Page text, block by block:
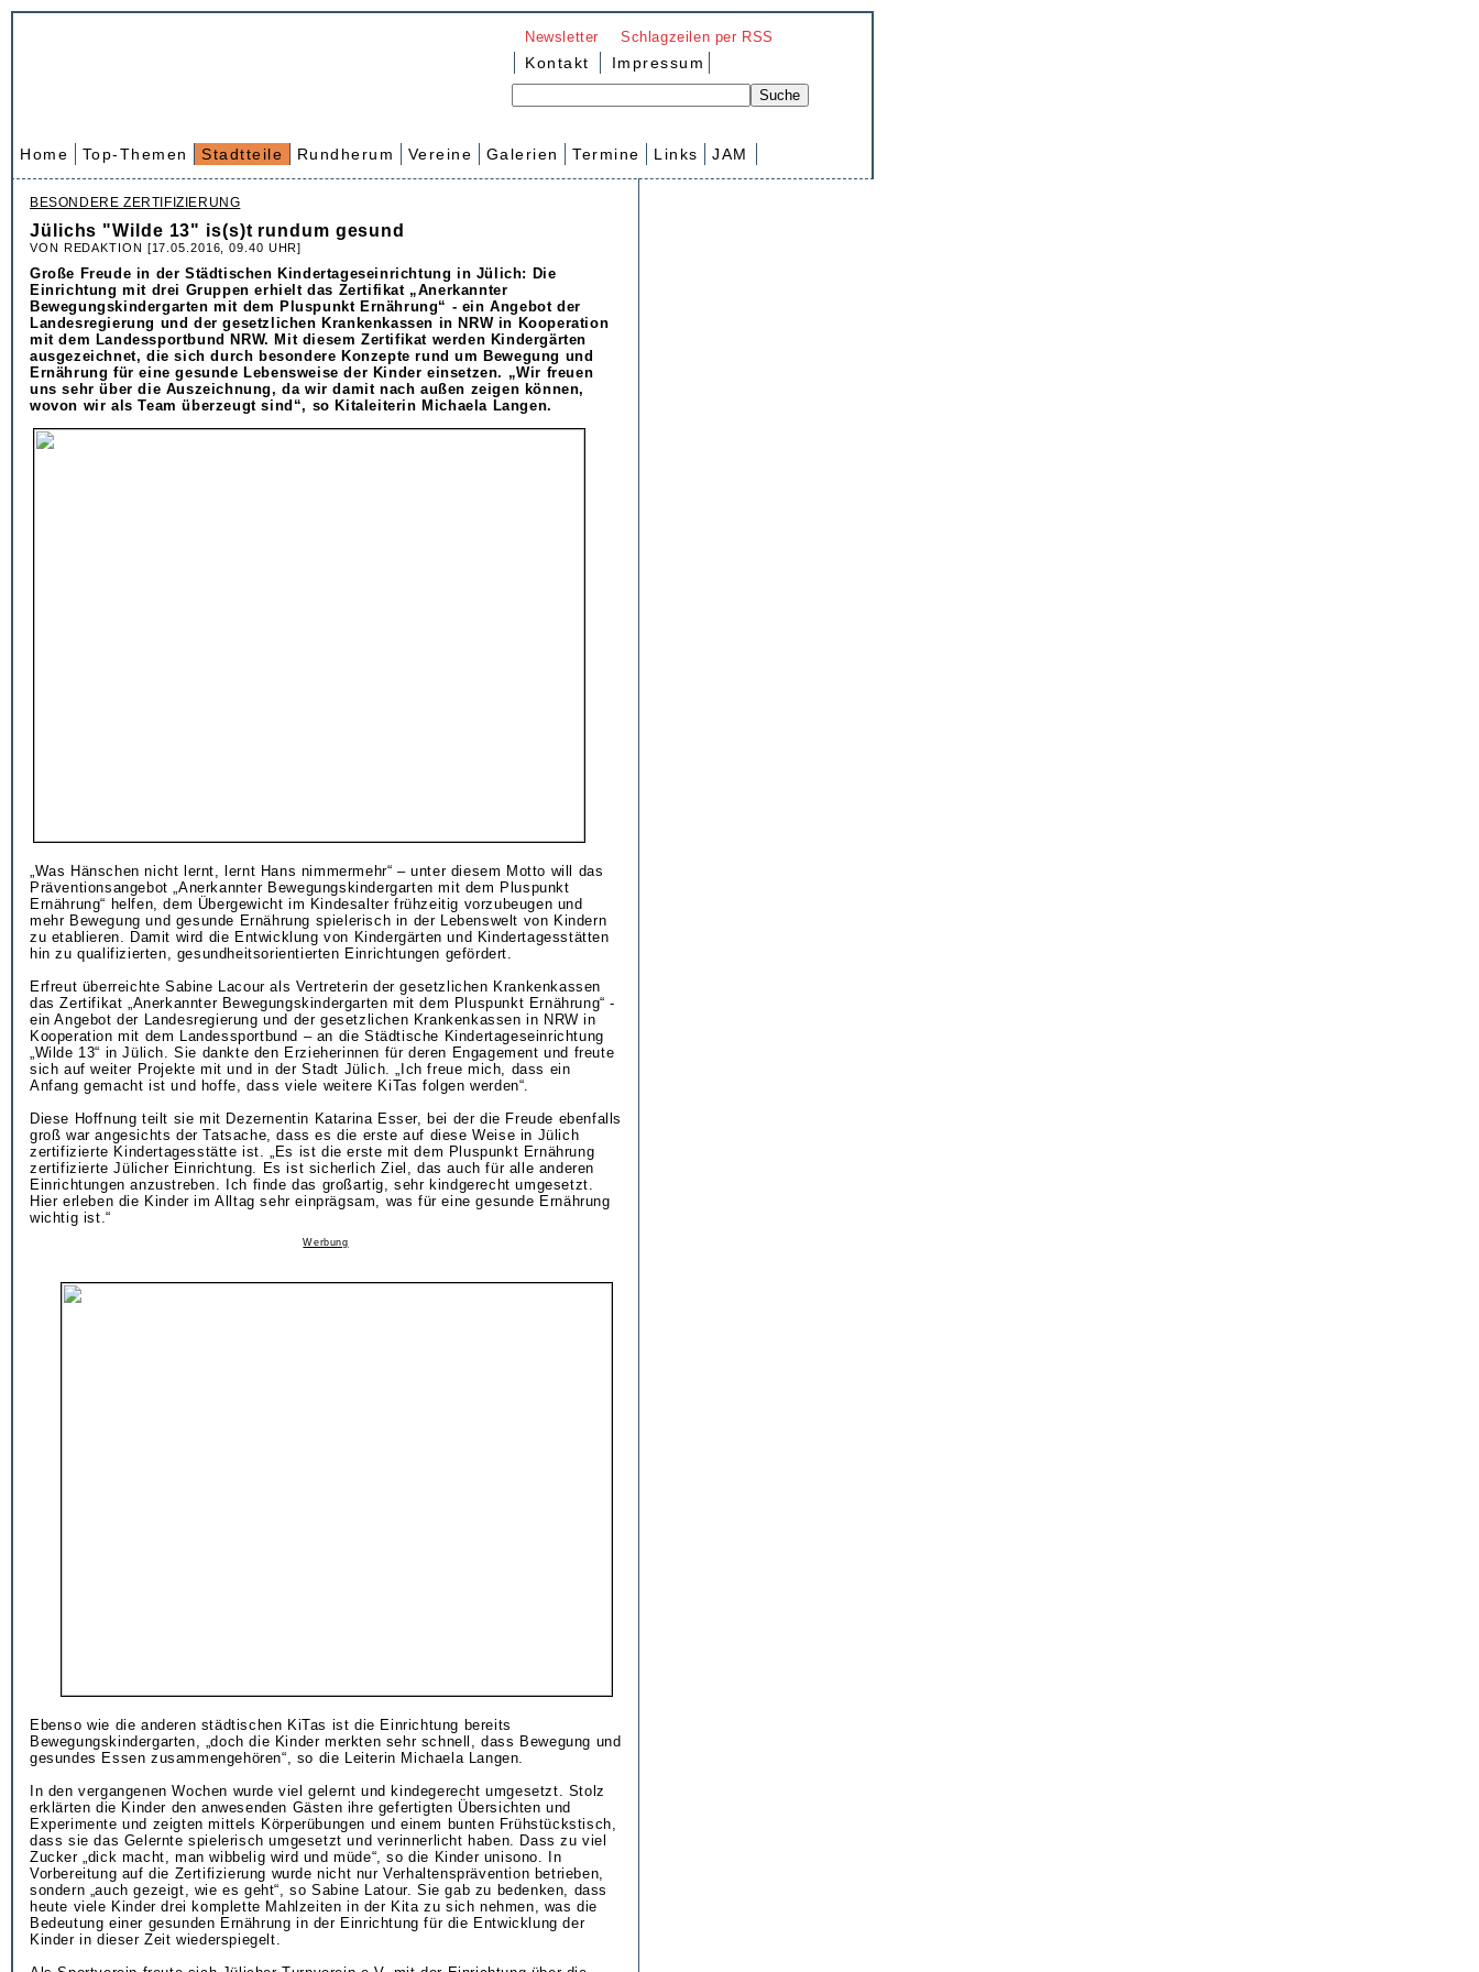
Newsletter Schlagzeilen per RSS
Kontakt Impressum
Home Top-Themen Stadtteile Rundherum Vereine Galerien Termine Links JAM
BESONDERE ZERTIFIZIERUNG
Jülichs "Wilde 13" is(s)t rundum gesund
VON REDAKTION [17.05.2016, 09.40 UHR]
Große Freude in der Städtischen Kindertageseinrichtung in Jülich: Die
Einrichtung mit drei Gruppen erhielt das Zertifikat „Anerkannter
Bewegungskindergarten mit dem Pluspunkt Ernährung“ - ein Angebot der
Landesregierung und der gesetzlichen Krankenkassen in NRW in Kooperation
mit dem Landessportbund NRW. Mit diesem Zertifikat werden Kindergärten
ausgezeichnet, die sich durch besondere Konzepte rund um Bewegung und
Ernährung für eine gesunde Lebensweise der Kinder einsetzen. „Wir freuen
uns sehr über die Auszeichnung, da wir damit nach außen zeigen können,
wovon wir als Team überzeugt sind“, so Kitaleiterin Michaela Langen.
„Was Hänschen nicht lernt, lernt Hans nimmermehr“ – unter diesem Motto will das
Präventionsangebot „Anerkannter Bewegungskindergarten mit dem Pluspunkt
Ernährung“ helfen, dem Übergewicht im Kindesalter frühzeitig vorzubeugen und
mehr Bewegung und gesunde Ernährung spielerisch in der Lebenswelt von Kindern
zu etablieren. Damit wird die Entwicklung von Kindergärten und Kindertagesstätten
hin zu qualifizierten, gesundheitsorientierten Einrichtungen gefördert.
Erfreut überreichte Sabine Lacour als Vertreterin der gesetzlichen Krankenkassen
das Zertifikat „Anerkannter Bewegungskindergarten mit dem Pluspunkt Ernährung“ -
ein Angebot der Landesregierung und der gesetzlichen Krankenkassen in NRW in
Kooperation mit dem Landessportbund – an die Städtische Kindertageseinrichtung
„Wilde 13“ in Jülich. Sie dankte den Erzieherinnen für deren Engagement und freute
sich auf weiter Projekte mit und in der Stadt Jülich. „Ich freue mich, dass ein
Anfang gemacht ist und hoffe, dass viele weitere KiTas folgen werden“.
Diese Hoffnung teilt sie mit Dezernentin Katarina Esser, bei der die Freude ebenfalls
groß war angesichts der Tatsache, dass es die erste auf diese Weise in Jülich
zertifizierte Kindertagesstätte ist. „Es ist die erste mit dem Pluspunkt Ernährung
zertifizierte Jülicher Einrichtung. Es ist sicherlich Ziel, das auch für alle anderen
Einrichtungen anzustreben. Ich finde das großartig, sehr kindgerecht umgesetzt.
Hier erleben die Kinder im Alltag sehr einprägsam, was für eine gesunde Ernährung
wichtig ist.“
Werbung
Ebenso wie die anderen städtischen KiTas ist die Einrichtung bereits
Bewegungskindergarten, „doch die Kinder merkten sehr schnell, dass Bewegung und
gesundes Essen zusammengehören“, so die Leiterin Michaela Langen.
In den vergangenen Wochen wurde viel gelernt und kindegerecht umgesetzt. Stolz
erklärten die Kinder den anwesenden Gästen ihre gefertigten Übersichten und
Experimente und zeigten mittels Körperübungen und einem bunten Frühstückstisch,
dass sie das Gelernte spielerisch umgesetzt und verinnerlicht haben. Dass zu viel
Zucker „dick macht, man wibbelig wird und müde“, so die Kinder unisono. In
Vorbereitung auf die Zertifizierung wurde nicht nur Verhaltensprävention betrieben,
sondern „auch gezeigt, wie es geht“, so Sabine Latour. Sie gab zu bedenken, dass
heute viele Kinder drei komplette Mahlzeiten in der Kita zu sich nehmen, was die
Bedeutung einer gesunden Ernährung in der Einrichtung für die Entwicklung der
Kinder in dieser Zeit wiederspiegelt.